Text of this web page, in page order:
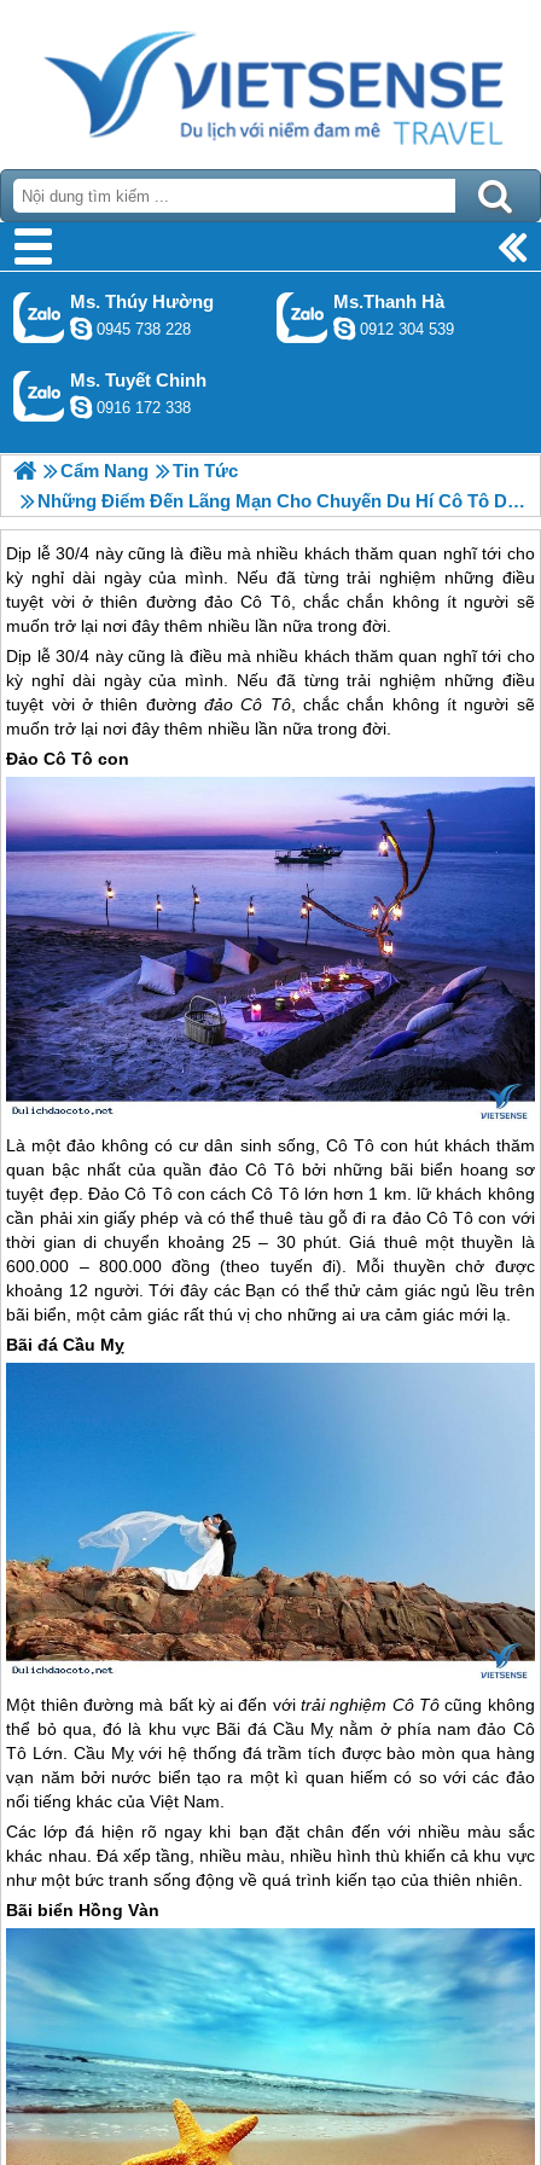
Ms. Thúy Hường
0945 738 228
Ms.Thanh Hà
0912 304 539
Ms. Tuyết Chinh
0916 172 338
Cẩm Nang
Tin Tức
Những Điểm Đến Lãng Mạn Cho Chuyến Du Hí Cô Tô Dịp 30/4
Dịp lễ 30/4 này cũng là điều mà nhiều khách thăm quan nghĩ tới cho
kỳ nghỉ dài ngày của mình. Nếu đã từng trải nghiệm những điều
tuyệt vời ở thiên đường đảo Cô Tô, chắc chắn không ít người sẽ
muốn trở lại nơi đây thêm nhiều lần nữa trong đời.
Dịp lễ 30/4 này cũng là điều mà nhiều khách thăm quan nghĩ tới cho
kỳ nghỉ dài ngày của mình. Nếu đã từng trải nghiệm những điều
tuyệt vời ở thiên đườngđảo Cô Tô, chắc chắn không ít người sẽ
muốn trở lại nơi đây thêm nhiều lần nữa trong đời.
Đảo Cô Tô con
Là một đảo không có cư dân sinh sống, Cô Tôcon hút khách thăm
quan bậc nhất của quầnđảo Cô Tôbởi những bãi biển hoang sơ
tuyệt đẹp.Đảo Cô Tôcon cáchCô Tôlớn hơn 1 km. lữ khách không
cần phải xin giấy phép và có thể thuê tàu gỗ đi ra đảo Cô Tô con với
thời gian di chuyển khoảng 25 – 30 phút. Giá thuê một thuyền là
600.000 – 800.000 đồng (theo tuyến đi). Mỗi thuyền chở được
khoảng 12 người. Tới đây các Bạn có thể thử cảm giác ngủ lều trên
bãi biển, một cảm giác rất thú vị cho những ai ưa cảm giác mới lạ.
Bãi đá Cầu Mỵ
Một thiên đường mà bất kỳ ai đến vớitrải nghiệm Cô Tôcũng không
thể bỏ qua, đó là khu vực Bãi đá Cầu Mỵ nằm ở phía namđảo Cô
Tô Lớn. Cầu Mỵ với hệ thống đá trầm tích được bào mòn qua hàng
vạn năm bởi nước biển tạo ra một kì quan hiếm có so với các đảo
nổi tiếng khác của Việt Nam.
Các lớp đá hiện rõ ngay khi bạn đặt chân đến với nhiều màu sắc
khác nhau. Đá xếp tầng, nhiều màu, nhiều hình thù khiến cả khu vực
như một bức tranh sống động về quá trình kiến tạo của thiên nhiên.
Bãi biển Hồng Vàn